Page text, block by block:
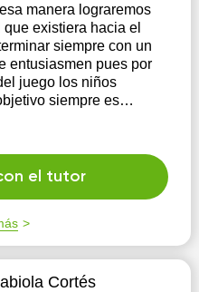
manera lograremos
existiera hacia el
siempre con un
entusiasmen pues por
juego los niños
siempre es
de leer y escribir, y
la actividad.
el tutor
Cortés